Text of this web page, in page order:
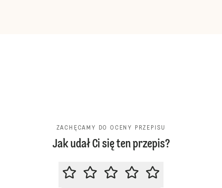
ZACHĘCAMY DO OCENY PRZEPISU
Jak udał Ci się ten przepis?
ZACHĘCAMY DO OCENY